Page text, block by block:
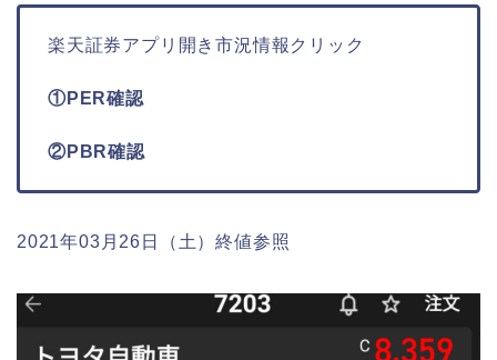
楽天証券アプリ開き市況情報クリック
①PER確認
②PBR確認
2021年03月26日（土）終値参照